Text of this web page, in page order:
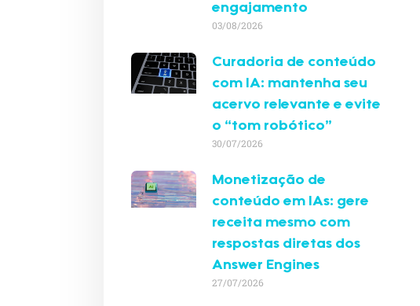
engajamento
03/08/2026
Curadoria de conteúdo
com IA: mantenha seu
acervo relevante e evite
o “tom robótico”
30/07/2026
Monetização de
conteúdo em IAs: gere
receita mesmo com
respostas diretas dos
Answer Engines
27/07/2026